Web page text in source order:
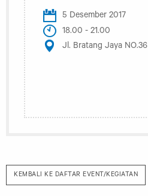
5 Desember 2017
18.00 - 21.00
Jl. Bratang Jaya NO.36
KEMBALI KE DAFTAR EVENT/KEGIATAN